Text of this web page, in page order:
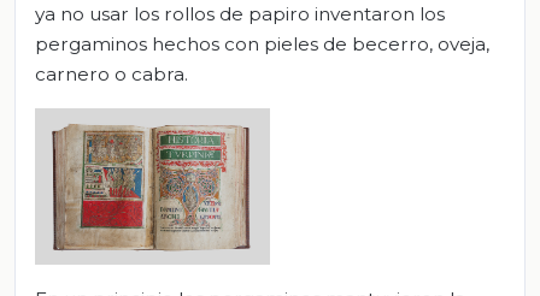
ya no usar los rollos de papiro inventaron los
pergaminos hechos con pieles de becerro, oveja,
carnero o cabra.